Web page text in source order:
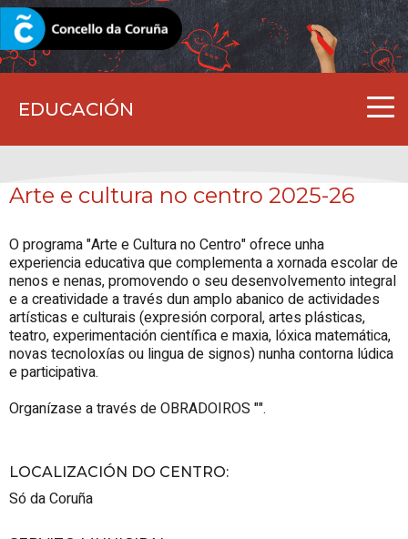
EDUCACIÓN
CORUNA.GAL
Arte e cultura no centro 2025-26
O programa "Arte e Cultura no Centro" ofrece unha
experiencia educativa que complementa a xornada escolar de
nenos e nenas, promovendo o seu desenvolvemento integral
e a creatividade a través dun amplo abanico de actividades
artísticas e culturais (expresión corporal, artes plásticas,
teatro, experimentación científica e maxia, lóxica matemática,
novas tecnoloxías ou lingua de signos) nunha contorna lúdica
e participativa.
Organízase a través de OBRADOIROS "".
LOCALIZACIÓN DO CENTRO:
Só da Coruña